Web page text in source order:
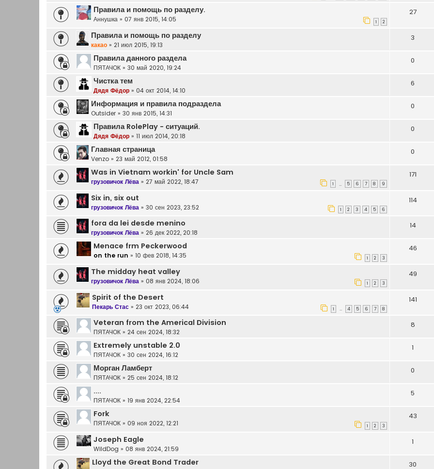
Правила и помощь по разделу.
Аннушка » 07 янв 2015, 14:05 1 2
27
Правила и помощь по разделу
какао » 21 июл 2015, 19:13
3
Правила данного раздела
ПЯТАЧОК » 30 май 2020, 19:24
0
Чистка тем
Дядя Фёдор » 04 окт 2014, 14:10
6
Информация и правила подраздела
Outsider » 30 янв 2015, 14:31
0
Правила RolePlay - ситуаций.
Дядя Фёдор » 11 июл 2014, 20:18
0
Главная страница
Venzo » 23 май 2012, 01:58
0
Was in Vietnam workin' for Uncle Sam
грузовичок Лёва » 27 май 2022, 18:47 1 … 5 6 7 8 9
171
Six in, six out
грузовичок Лёва » 30 сен 2023, 23:52 1 2 3 4 5 6
114
fora da lei desde menino
грузовичок Лёва » 26 дек 2022, 20:18
14
Menace frm Peckerwood
on the run » 10 фев 2018, 14:35 1 2 3
46
The midday heat valley
грузовичок Лёва » 08 янв 2024, 18:06 1 2 3
49
Spirit of the Desert
Пекарь Стас » 23 окт 2023, 06:44 1 … 4 5 6 7 8
141
Veteran from the Americal Division
ПЯТАЧОК » 24 сен 2024, 18:32
8
Extremely unstable 2.0
ПЯТАЧОК » 30 сен 2024, 16:12
1
Морган Ламберт
ПЯТАЧОК » 25 сен 2024, 18:12
0
....
ПЯТАЧОК » 19 янв 2024, 22:54
5
Fork
ПЯТАЧОК » 09 ноя 2022, 12:21 1 2 3
43
Joseph Eagle
WildDog » 08 янв 2024, 21:59
1
Lloyd the Great Bond Trader 30